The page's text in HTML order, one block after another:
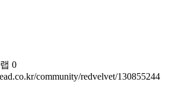
0
community/redvelvet/130855244